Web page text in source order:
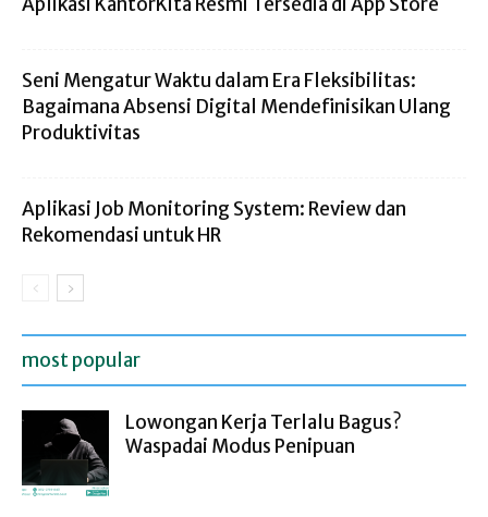
Seni Mengatur Waktu dalam Era Fleksibilitas:
Bagaimana Absensi Digital Mendefinisikan Ulang
Produktivitas
Aplikasi Job Monitoring System: Review dan
Rekomendasi untuk HR
most popular
Lowongan Kerja Terlalu Bagus?
Waspadai Modus Penipuan